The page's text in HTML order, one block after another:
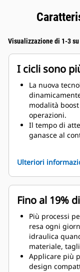
Visualizzazione di 1-3 su
I cicli sono
La nuova
modalità
operazioni.
Il tempo di
ganasce al
La massima
applicata non
materiale.
Ulteriori
Fino al 19%
Più processi
resa ogni
idraulica
materiale,
Applicare più
design